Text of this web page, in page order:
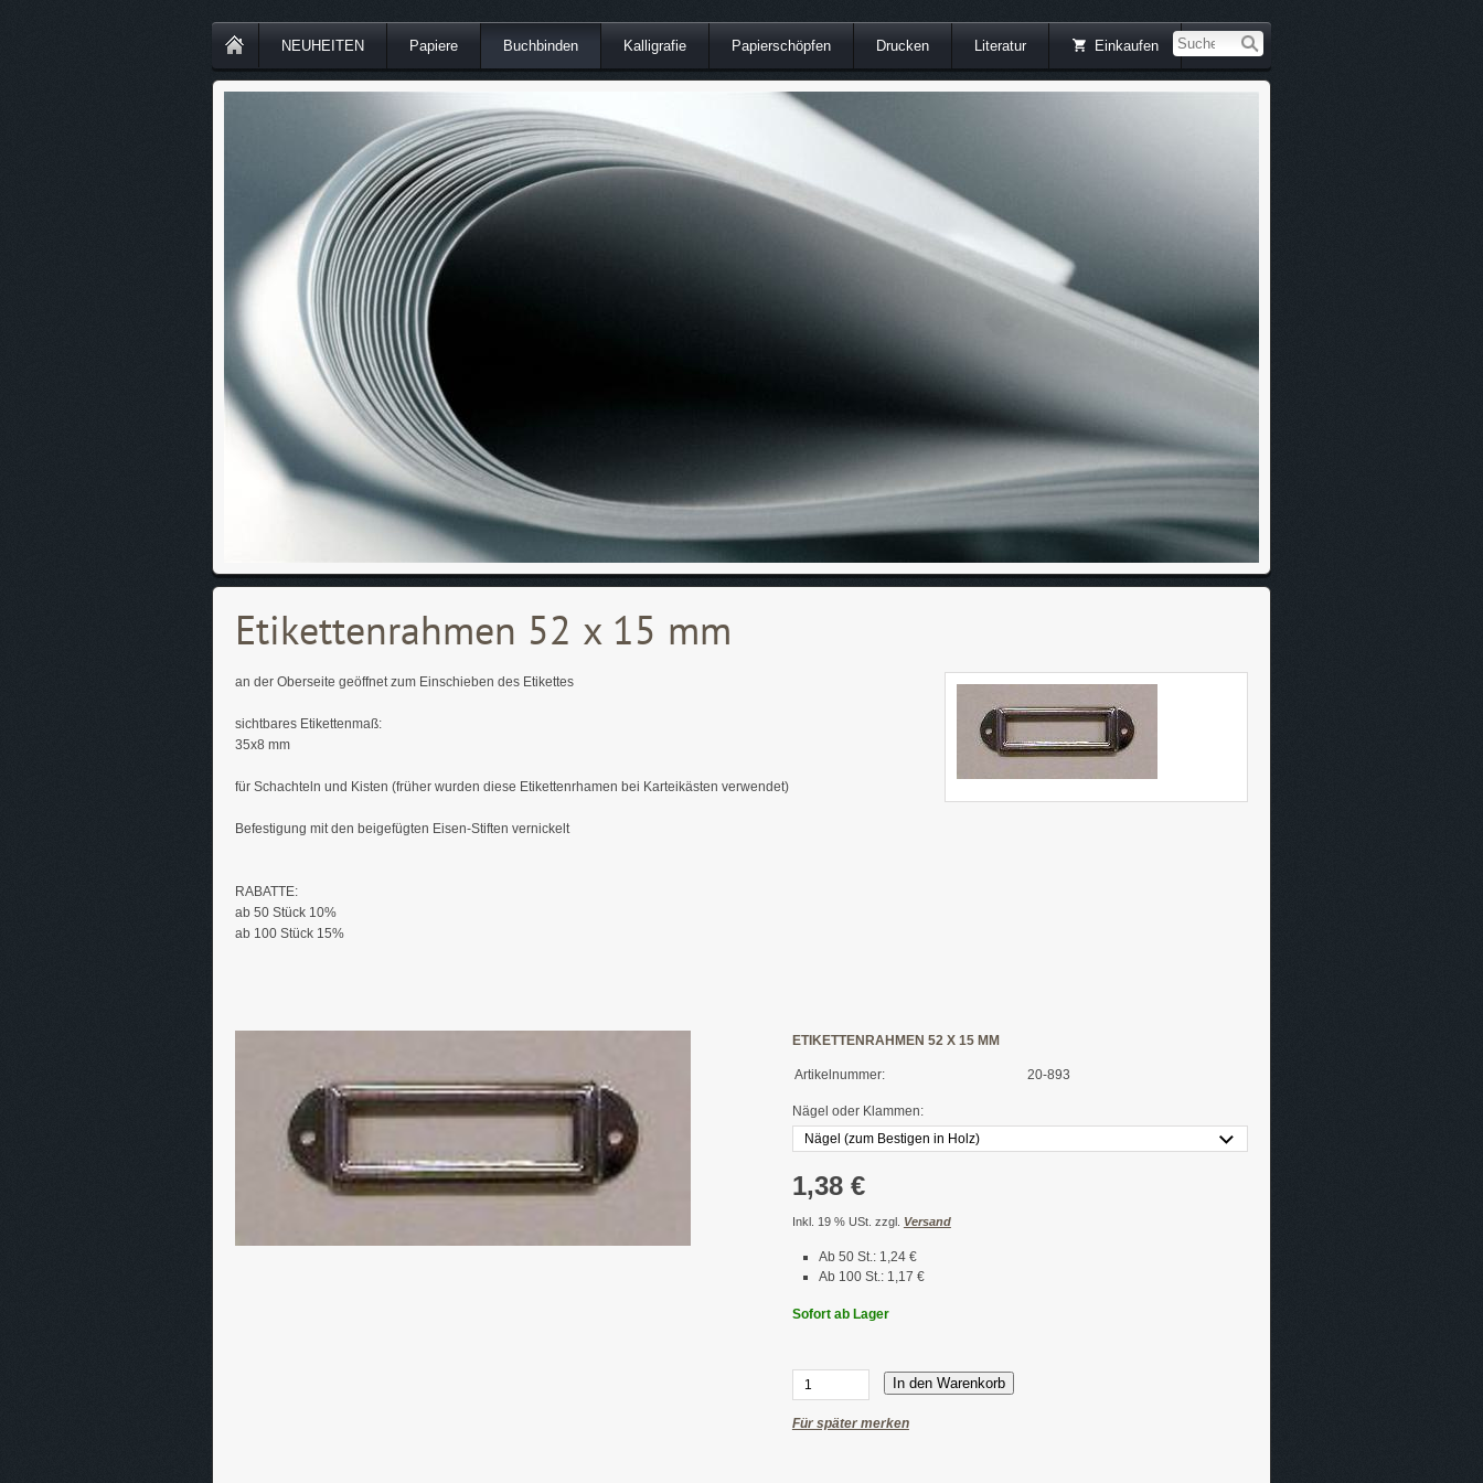
NEUHEITEN Papiere Buchbinden Kalligrafie Papierschöpfen Drucken Literatur Einkaufen
Etikettenrahmen 52 x 15 mm
an der Oberseite geöffnet zum Einschieben des Etikettes
sichtbares Etikettenmaß:
35x8 mm
für Schachteln und Kisten (früher wurden diese Etikettenrhamen bei Karteikästen verwendet)
Befestigung mit den beigefügten Eisen-Stiften vernickelt
RABATTE:
ab 50 Stück 10%
ab 100 Stück 15%
ETIKETTENRAHMEN 52 X 15 MM
Artikelnummer: 20-893
Nägel oder Klammen:
1,38 €
Inkl. 19 % USt. zzgl. Versand
Ab 50 St.: 1,24 €
Ab 100 St.: 1,17 €
Sofort ab Lager
In den Warenkorb
Für später merken